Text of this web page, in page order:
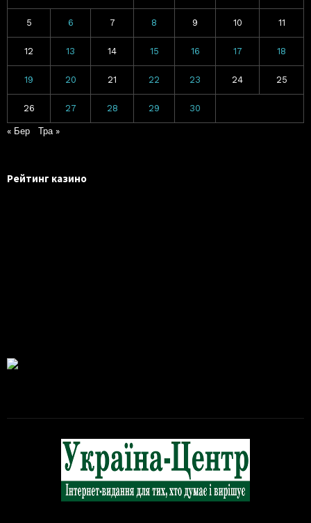
5 6 7 8 9 10 11
12 13 14 15 16 17 18
19 20 21 22 23 24 25
26 27 28 29 30
« Бер Тра »
Рейтинг казино